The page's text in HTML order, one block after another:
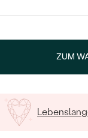
MIT SALT
NACH MATERIAL
LUXURIÖSE
ZUM